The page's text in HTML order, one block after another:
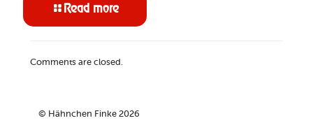
Read more
Comments are closed.
© Hähnchen Finke 2026